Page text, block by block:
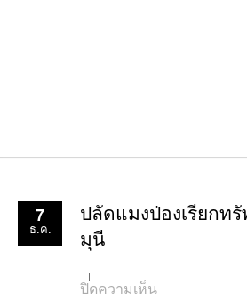
7
ธ.ค.
ปลัดแมงป่องเรียกท
มุนี
ปิดความเห็นบน